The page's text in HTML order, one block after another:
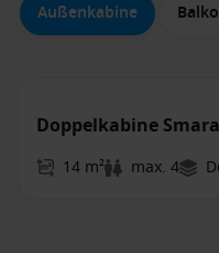
Außenkabine
Doppelkabine
14 m² max. 4